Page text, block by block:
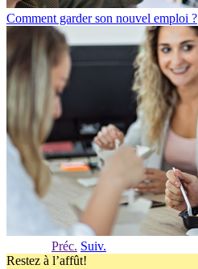
Comment garder son nouvel emploi ?
Préc. Suiv.
Restez à l’affût!